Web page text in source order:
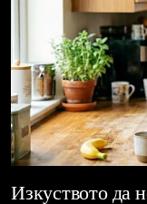
Изкуството да